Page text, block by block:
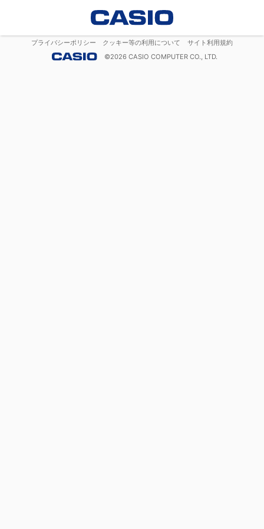
プライバシーポリシー クッキー等の利用について
サイト利用規約
©2026 CASIO COMPUTER CO., LTD.